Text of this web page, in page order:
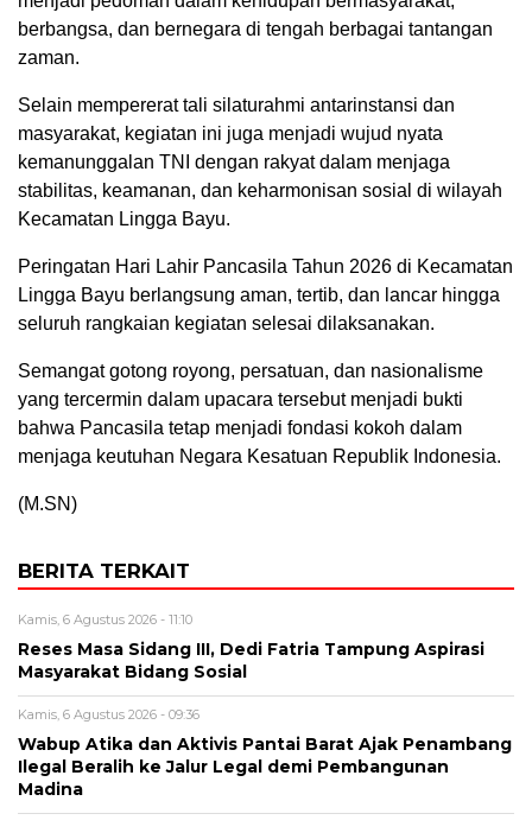
berbangsa, dan bernegara di tengah berbagai tantangan
zaman.
Selain mempererat tali silaturahmi antarinstansi dan
masyarakat, kegiatan ini juga menjadi wujud nyata
kemanunggalan TNI dengan rakyat dalam menjaga
stabilitas, keamanan, dan keharmonisan sosial di wilayah
Kecamatan Lingga Bayu.
Peringatan Hari Lahir Pancasila Tahun 2026 di Kecamatan
Lingga Bayu berlangsung aman, tertib, dan lancar hingga
seluruh rangkaian kegiatan selesai dilaksanakan.
Semangat gotong royong, persatuan, dan nasionalisme
yang tercermin dalam upacara tersebut menjadi bukti
bahwa Pancasila tetap menjadi fondasi kokoh dalam
menjaga keutuhan Negara Kesatuan Republik Indonesia.
(M.SN)
BERITA TERKAIT
Kamis, 6 Agustus 2026 - 11:10
Reses Masa Sidang III, Dedi Fatria Tampung Aspirasi
Masyarakat Bidang Sosial
Kamis, 6 Agustus 2026 - 09:36
Wabup Atika dan Aktivis Pantai Barat Ajak Penambang
Ilegal Beralih ke Jalur Legal demi Pembangunan
Madina